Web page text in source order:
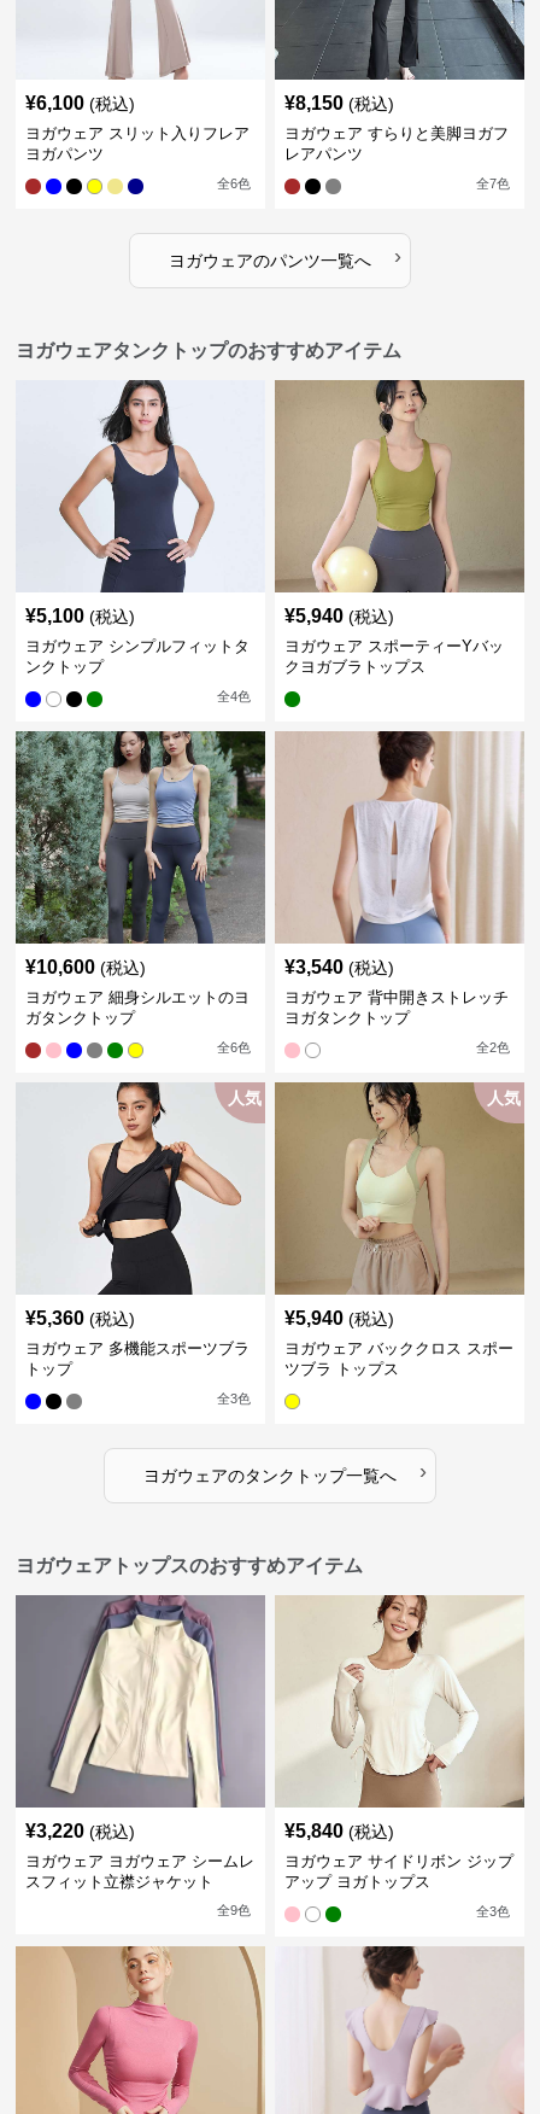
¥6,100 (税込)
ヨガウェア スリット入りフレア
ヨガパンツ
全6色
¥8,150 (税込)
ヨガウェア すらりと美脚ヨガフ
レアパンツ
全7色
ヨガウェアのパンツ一覧へ ›
ヨガウェアタンクトップのおすすめアイテム
¥5,100 (税込)
ヨガウェア シンプルフィットタ
ンクトップ
全4色
¥5,940 (税込)
ヨガウェア スポーティーYバッ
クヨガブラトップス
¥10,600 (税込)
ヨガウェア 細身シルエットのヨ
ガタンクトップ
全6色
¥3,540 (税込)
ヨガウェア 背中開きストレッチ
ヨガタンクトップ
全2色
人気
¥5,360 (税込)
ヨガウェア 多機能スポーツブラ
トップ
全3色
人気
¥5,940 (税込)
ヨガウェア バッククロス スポー
ツブラ トップス
ヨガウェアのタンクトップ一覧へ ›
ヨガウェアトップスのおすすめアイテム
¥3,220 (税込)
ヨガウェア ヨガウェア シームレ
スフィット立襟ジャケット
全9色
¥5,840 (税込)
ヨガウェア サイドリボン ジップ
アップ ヨガトップス
全3色